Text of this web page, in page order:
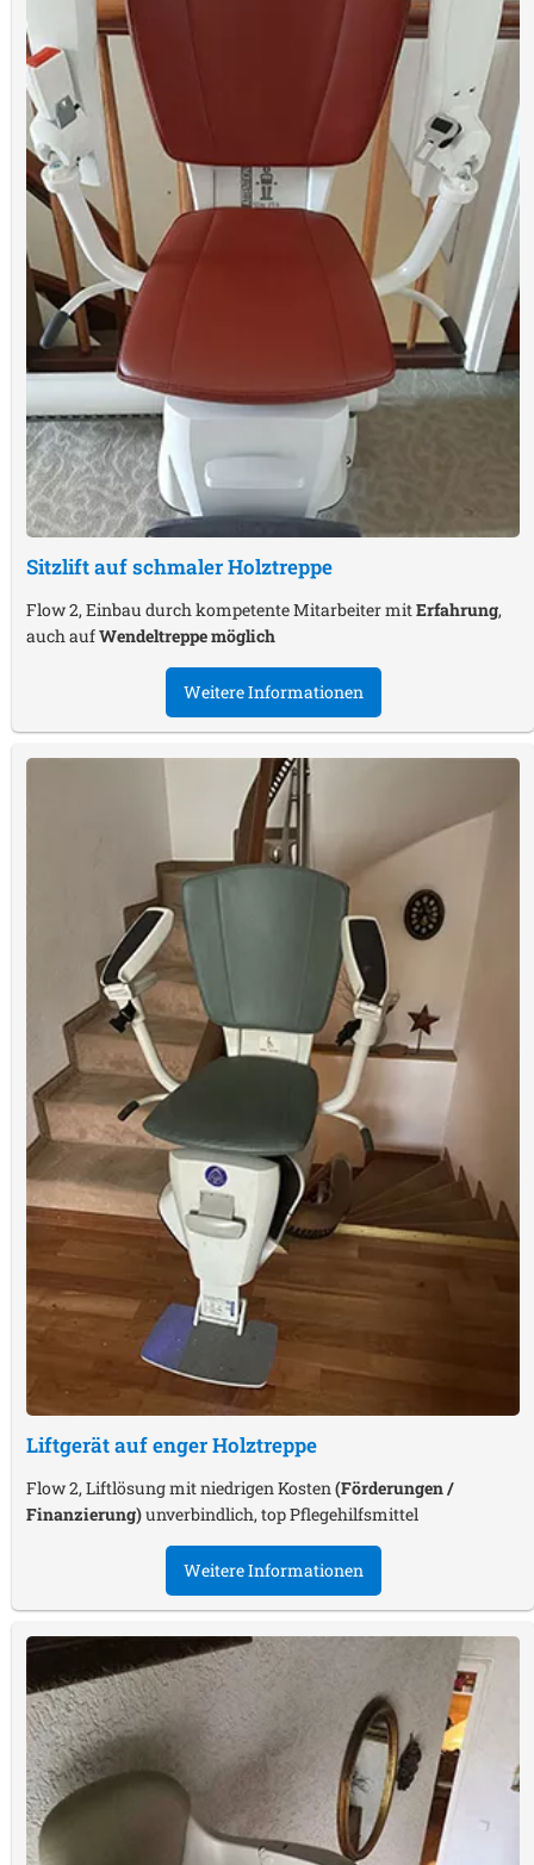
Sitzlift auf schmaler Holztreppe
Flow 2, Einbau durch kompetente Mitarbeiter mitErfahrung,
auch aufWendeltreppe möglich
Weitere Informationen
Liftgerät auf enger Holztreppe
Flow 2, Liftlösung mit niedrigen Kosten (Förderungen /
Finanzierung)unverbindlich, top Pflegehilfsmittel
Weitere Informationen